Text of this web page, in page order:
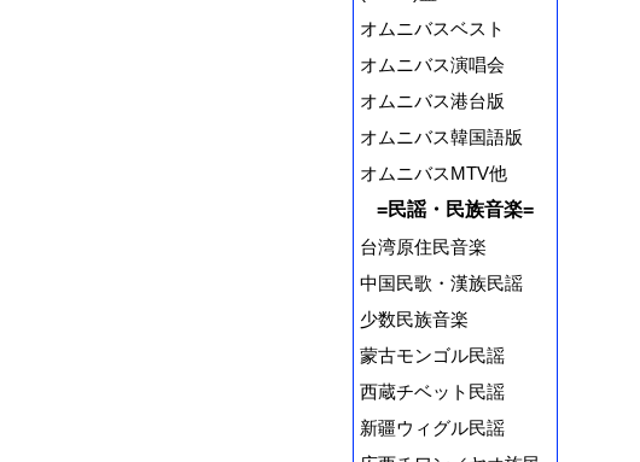
オムニバスベスト
オムニバス演唱会
オムニバス港台版
オムニバス韓国語版
オムニバスMTV他
=民謡・民族音楽=
台湾原住民音楽
中国民歌・漢族民謡
少数民族音楽
蒙古モンゴル民謡
西蔵チベット民謡
新疆ウィグル民謡